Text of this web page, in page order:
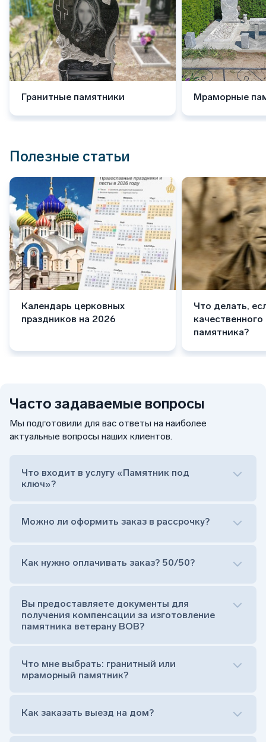
Гранитные памятники Мраморные
Полезные статьи
Календарь церковных
праздников на 2026
Что делать,
памятника?
Часто задаваемые вопросы
Мы подготовили для вас ответы на наиболее
актуальные вопросы наших клиентов.
Что входит в услугу «Памятник под
ключ»?
Сам комплект памятника:
Тумба (постамент, на который при помощи
штыря устанавливается стела)
Цветник (обрамление могилки, бывает, что
Обработка и сверловка комплекта
Расположение символа веры (крестик или
на символ веры или вовсе портрет не рисовать)
Можно ли оформить заказ в рассрочку?
Как нужно оплачивать заказ? 50/50?
Вы предоставляете документы для
получения компенсации за изготовление
памятника ветерану ВОВ?
Что мне выбрать: гранитный или
мраморный памятник?
Как заказать выезд на дом?